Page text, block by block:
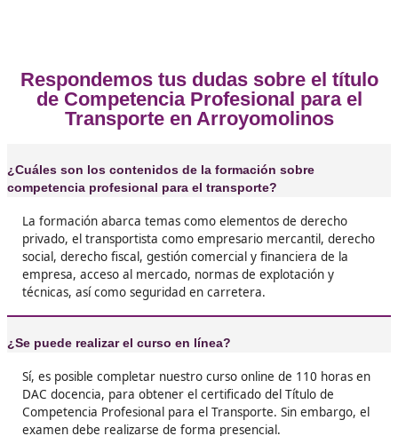
Profesional para el Transporte
Arroyomolinos
❝ necesitaba, pero después de sacármelo con
docencia, no puedo creer cómo ha abierto
mi carrera. Valió la pena el esfuerzo.

Ignacio, de Arroyomolinos
❝ enriquecedora. Aprendí un montón y ahora
manejar mis propios proyectos en el
¡Recomendadísimo!
